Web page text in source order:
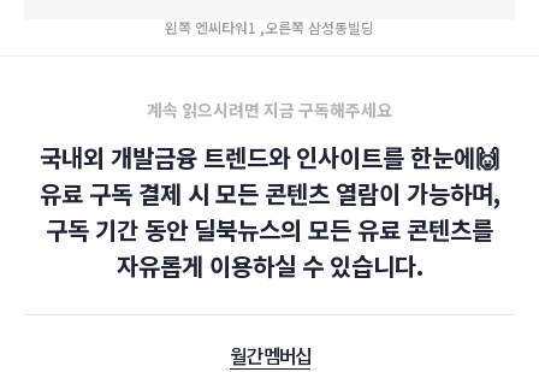
왼쪽 엔씨타워1 ,오른쪽 삼성동빌딩
계속 읽으시려면 지금 구독해주세요
국내외 개발금융 트렌드와 인사이트를 한눈에🙌
유료 구독 결제 시 모든 콘텐츠 열람이 가능하며,
구독 기간 동안 딜북뉴스의 모든 유료 콘텐츠를
자유롭게 이용하실 수 있습니다.
월간 멤버십